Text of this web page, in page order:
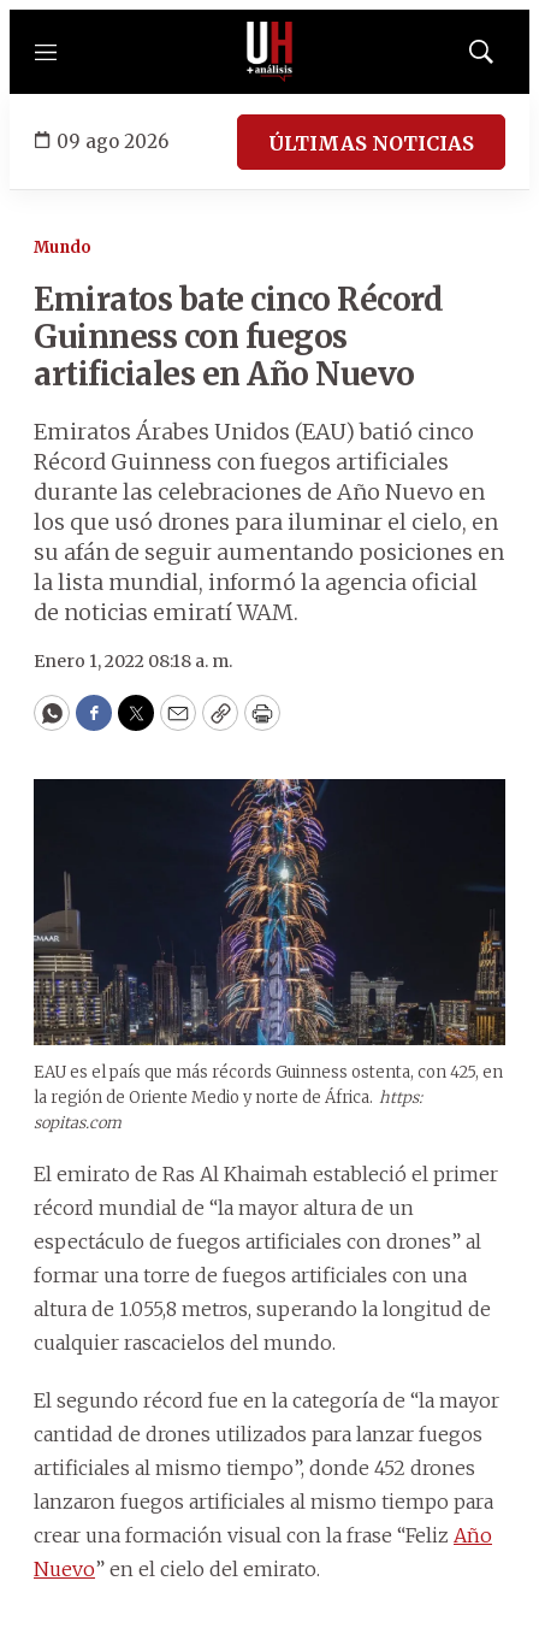
Menú
Mostrar
09 ago 2026 ÚLTIMAS NOTICIAS
Mundo
Emiratos bate cinco Récord
Guinness con fuegos
artificiales en Año Nuevo
Emiratos Árabes Unidos (EAU) batió cinco
Récord Guinness con fuegos artificiales
durante las celebraciones de Año Nuevo en
los que usó drones para iluminar el cielo, en
su afán de seguir aumentando posiciones en
la lista mundial, informó la agencia oficial
de noticias emiratí WAM.
Enero 1, 2022 08:18 a. m.
WhatsApp
Facebook
Twitter
EmailCopyPrint
EAU es el país que más récords Guinness ostenta, con 425, en
la región de Oriente Medio y norte de África. https:
sopitas.com
El emirato de Ras Al Khaimah estableció el primer
récord mundial de “la mayor altura de un
espectáculo de fuegos artificiales con drones” al
formar una torre de fuegos artificiales con una
altura de 1.055,8 metros, superando la longitud de
cualquier rascacielos del mundo.
El segundo récord fue en la categoría de “la mayor
cantidad de drones utilizados para lanzar fuegos
artificiales al mismo tiempo”, donde 452 drones
lanzaron fuegos artificiales al mismo tiempo para
crear una formación visual con la frase “Feliz Año
Nuevo” en el cielo del emirato.